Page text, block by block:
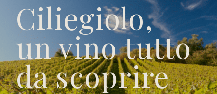
Ciliegiolo,
un vino tutto
da scoprire